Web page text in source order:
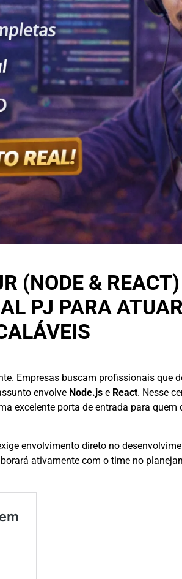
(NODE &
PJ PARA
Empresas buscam profissionais que
envolve Node.js e React. Nesse
excelente porta de entrada para quem
envolvimento direto no
ativamente com o time no